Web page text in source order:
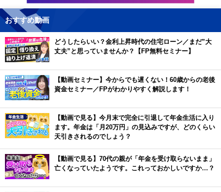
おすすめ動画
どうしたらいい？金利上昇時代の住宅ローン／まだ”大
丈夫”と思っていませんか？【FP無料セミナー】
【動画セミナー】今からでも遅くない！60歳からの老後
資金セミナー／FPがわかりやすく解説します！
【動画で見る】今月末で完全に引退して年金生活に入り
ます。年金は「月20万円」の見込みですが、どのくらい
天引きされるのでしょう？
【動画で見る】70代の親が「年金を受け取らないまま」
亡くなっていたようです。これっておかしいですか…？